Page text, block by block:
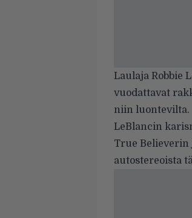
Laulaja Robbie
vuodattavat
niin luontevilta.
LeBlancin
True Believerin
autostereoista